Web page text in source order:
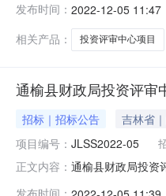
目编号：
（如有
发布时间： 2022-12-05 11:47
相关产品：
投资评审中心项目
通榆县财政局投资评审
招标｜招标公告 吉林省
项目编号： JLSS2022-05
正文内容： 通榆县财政局投资